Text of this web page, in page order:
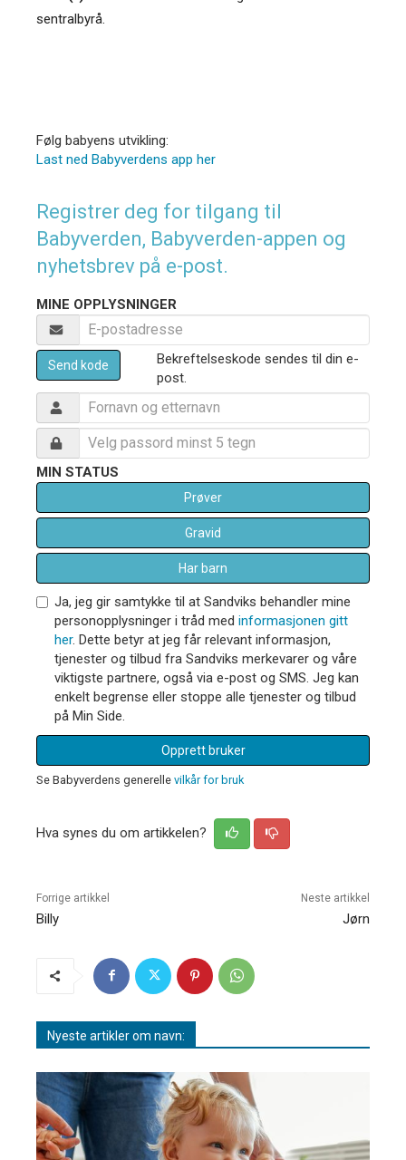
sentralbyrå.
Følg babyens utvikling:
Last ned Babyverdens app her
Registrer deg for tilgang til
Babyverden, Babyverden-appen og
nyhetsbrev på e-post.
MINE OPPLYSNINGER
Send kode
Bekreftelseskode sendes til din e-
post.
MIN STATUS
Prøver
Gravid
Har barn
Ja, jeg gir samtykke til at Sandviks behandler mine
personopplysninger i tråd med informasjonen gitt
her. Dette betyr at jeg får relevant informasjon,
tjenester og tilbud fra Sandviks merkevarer og våre
viktigste partnere, også via e-post og SMS. Jeg kan
enkelt begrense eller stoppe alle tjenester og tilbud
på Min Side.
Opprett bruker
Se Babyverdens generelle vilkår for bruk
Hva synes du om artikkelen?
Forrige artikkel
Billy
Neste artikkel
Jørn
Nyeste artikler om navn: